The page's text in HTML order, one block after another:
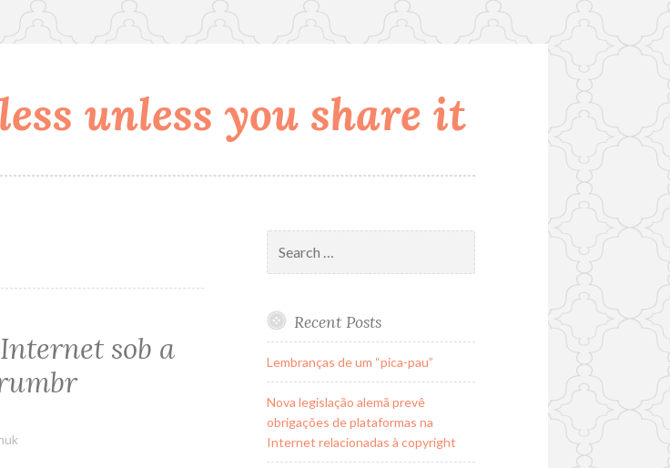
unless you share it
sob a
for:
Recent Posts
Lembranças de um “pica-pau”
Nova legislação alemã prevê
obrigações de plataformas na
Internet relacionadas à copyright